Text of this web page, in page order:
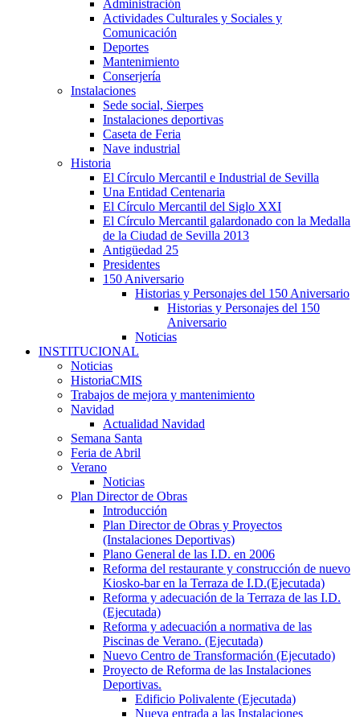
Administración
Actividades Culturales y Sociales y
Comunicación
Deportes
Mantenimiento
Conserjería
Instalaciones
Sede social, Sierpes
Instalaciones deportivas
Caseta de Feria
Nave industrial
Historia
El Círculo Mercantil e Industrial de Sevilla
Una Entidad Centenaria
El Círculo Mercantil del Siglo XXI
El Círculo Mercantil galardonado con la Medalla
de la Ciudad de Sevilla 2013
Antigüedad 25
Presidentes
150 Aniversario
Historias y Personajes del 150 Aniversario
Historias y Personajes del 150
Aniversario
Noticias
INSTITUCIONAL
Noticias
HistoriaCMIS
Trabajos de mejora y mantenimiento
Navidad
Actualidad Navidad
Semana Santa
Feria de Abril
Verano
Noticias
Plan Director de Obras
Introducción
Plan Director de Obras y Proyectos
(Instalaciones Deportivas)
Plano General de las I.D. en 2006
Reforma del restaurante y construcción de nuevo
Kiosko-bar en la Terraza de I.D.(Ejecutada)
Reforma y adecuación de la Terraza de las I.D.
(Ejecutada)
Reforma y adecuación a normativa de las
Piscinas de Verano. (Ejecutada)
Nuevo Centro de Transformación (Ejecutado)
Proyecto de Reforma de las Instalaciones
Deportivas.
Edificio Polivalente (Ejecutada)
Nueva entrada a las Instalaciones